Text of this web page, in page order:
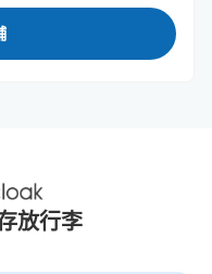
寄物櫃
物櫃
放行李